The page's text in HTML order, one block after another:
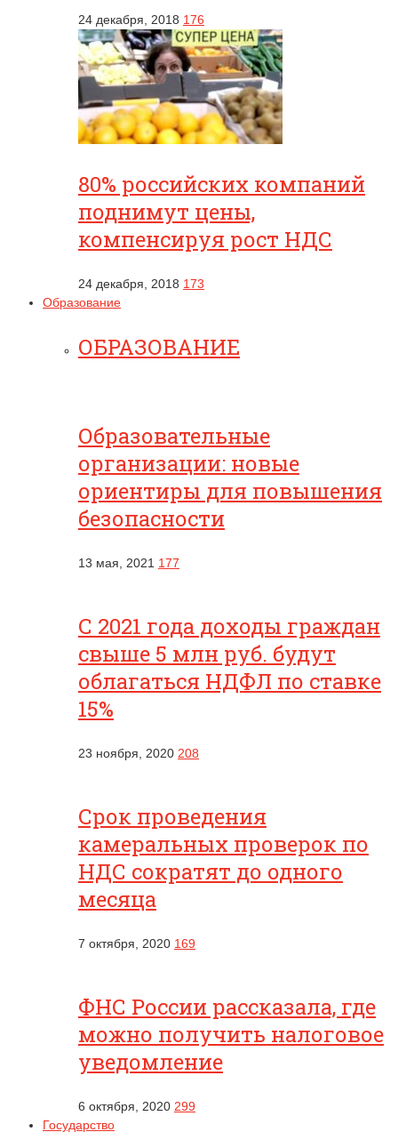
24 декабря, 2018 176
80% российских компаний
поднимут цены,
компенсируя рост НДС
24 декабря, 2018 173
Образование
ОБРАЗОВАНИЕ
Образовательные
организации: новые
ориентиры для повышения
безопасности
13 мая, 2021 177
С 2021 года доходы граждан
свыше 5 млн руб. будут
облагаться НДФЛ по ставке
15%
23 ноября, 2020 208
Срок проведения
камеральных проверок по
НДС сократят до одного
месяца
7 октября, 2020 169
ФНС России рассказала, где
можно получить налоговое
уведомление
6 октября, 2020 299
Государство